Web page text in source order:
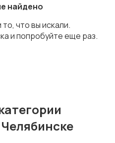
найдено
что вы искали.
и попробуйте еще раз.